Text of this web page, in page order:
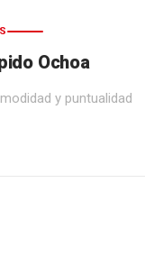
Ochoa
y puntualidad